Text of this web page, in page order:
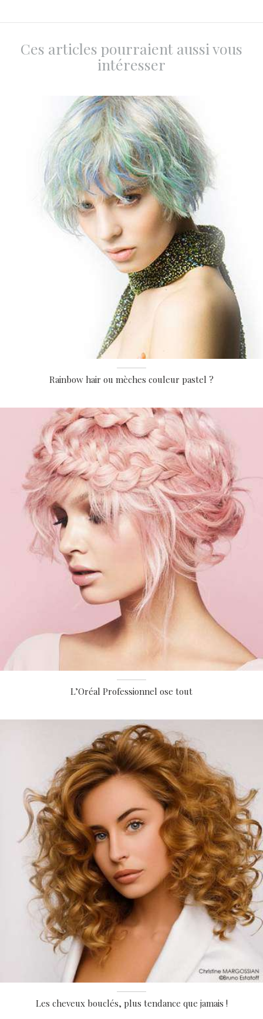
Ces articles pourraient aussi vous
intéresser
Rainbow hair ou mèches couleur pastel ?
L’Oréal Professionnel ose tout
Les cheveux bouclés, plus tendance que jamais !